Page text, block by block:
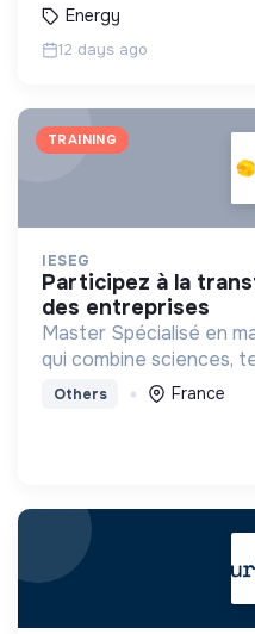
Energy
12 days ago
TRAINING
IESEG
participez à la transformation responsable
des entreprises
Master Spécialisé en
qui combine sciences,
publiques et
Others France